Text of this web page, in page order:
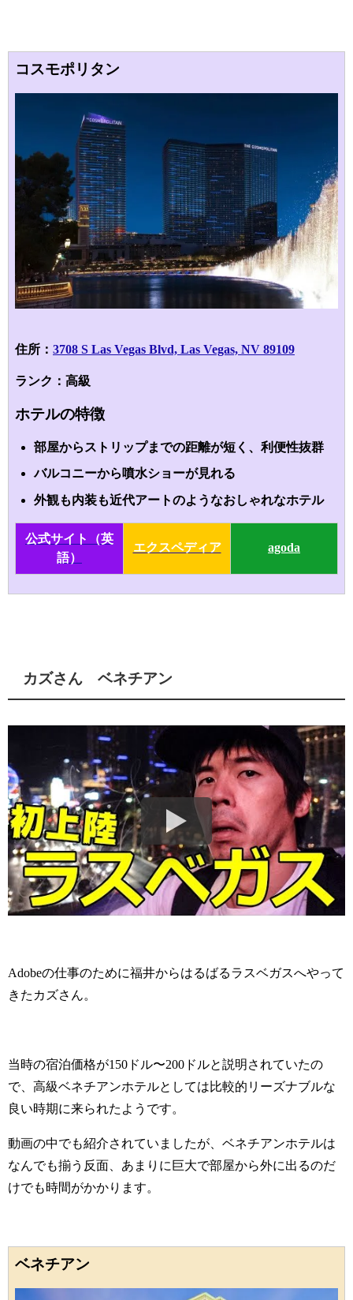
コスモポリタン
住所： 3708 S Las Vegas Blvd, Las Vegas, NV 89109
ランク：高級
ホテルの特徴
部屋からストリップまでの距離が短く、利便性抜群
バルコニーから噴水ショーが見れる
外観も内装も近代アートのようなおしゃれなホテル
公式サイト（英
語）
エクスペディア agoda
カズさん ベネチアン
Adobeの仕事のために福井からはるばるラスベガスへやって
きたカズさん。
当時の宿泊価格が150ドル〜200ドルと説明されていたの
で、高級ベネチアンホテルとしては比較的リーズナブルな
良い時期に来られたようです。
動画の中でも紹介されていましたが、ベネチアンホテルは
なんでも揃う反面、あまりに巨大で部屋から外に出るのだ
けでも時間がかかります。
ベネチアン